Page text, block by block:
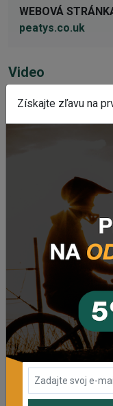
WEBOVÁ
peatys.co.uk
Video
POSLEDNÉ PRIDANÉ
Rebuild
981,59 Kč
Získajte zľavu na